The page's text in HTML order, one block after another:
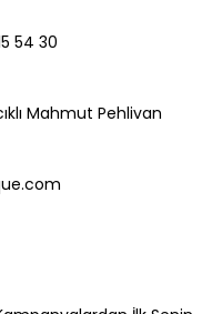
54 30
Mahmut Pehlivan